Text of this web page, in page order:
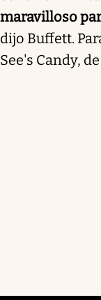
maravilloso
dijo Buffett.
See's Candy,